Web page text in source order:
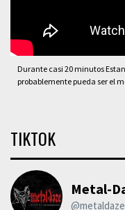
Durante casi 20 minutos
probablemente pueda ser el
TIKTOK
Metal-